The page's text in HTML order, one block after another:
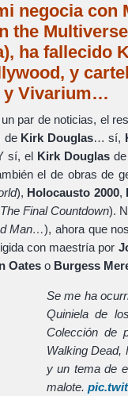
negocia
the
ha fallecido
y
y Vivarium…
par de noticias, el
de Kirk Douglas… sí,
sí, el Kirk Douglasde
el de obras de
), Holocausto 2000,
The Final Countdown).
Man…), ahora que
con maestría por
Oateso Burgess
Se me ha
Quiniela de
Colección de
Walking Dead,
y un tema de
malote.